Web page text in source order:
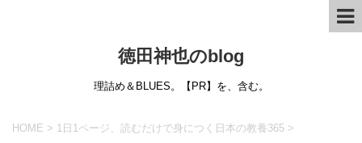
徳田神也のblog
理詰め＆BLUES。【PR】を、含む。
HOME > 1日1ページ、読むだけで身につく日本の教養365 >